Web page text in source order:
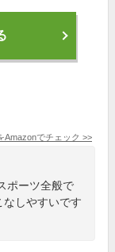
Amazonでチェック >>
ポーツ全般で
しやすいです